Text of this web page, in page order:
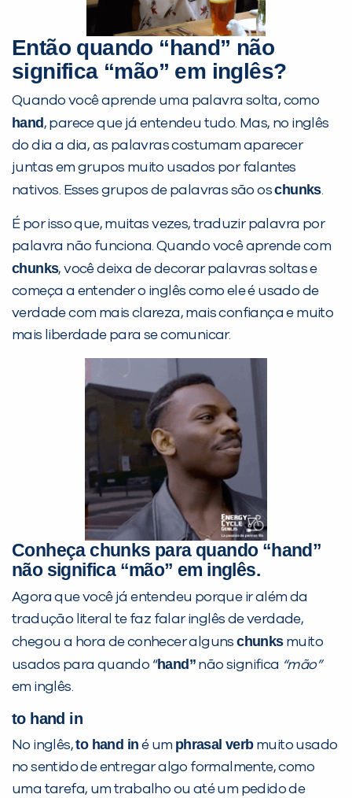
Então quando “hand” não
significa “mão” em inglês?
Quando você aprende uma palavra solta, como
hand , parece que já entendeu tudo. Mas, no inglês
do dia a dia, as palavras costumam aparecer
juntas em grupos muito usados por falantes
nativos. Esses grupos de palavras são oschunks.
É por isso que, muitas vezes, traduzir palavra por
palavra não funciona. Quando você aprende com
chunks, você deixa de decorar palavras soltas e
começa a entender o inglês como ele é usado de
verdade com mais clareza, mais confiança e muito
mais liberdade para se comunicar.
Conheça chunks para quando “hand”
não significa “mão” em inglês.
Agora que você já entendeu porque ir além da
tradução literal te faz falar inglês de verdade,
chegou a hora de conhecer algunschunksmuito
usados para quando “hand” não significa “mão”
em inglês.
to hand in
No inglês,to hand in é um phrasal verbmuito usado
no sentido de entregar algo formalmente, como
uma tarefa, um trabalho ou até um pedido de
PEÇA UMA DEMONSTRAÇÃO DE MÉTODO
Desculpe!
inFlux nesta cidade ou bairro que
Preencha com seus dados abaixo e
com a:
Você é aluno inFlux?
Sim Não